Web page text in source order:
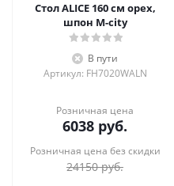
Стол ALICE 160 см орех,
шпон M-city
В пути
Артикул: FH7020WALN
Розничная цена
6038 руб.
Розничная цена без скидки
24150руб.